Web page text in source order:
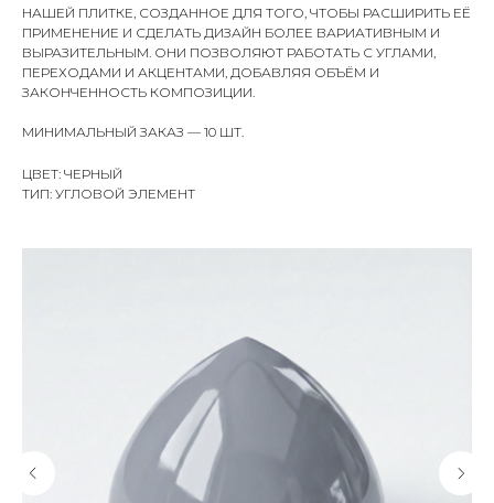
НАШЕЙ ПЛИТКЕ, СОЗДАННОЕ ДЛЯ ТОГО, ЧТОБЫ РАСШИРИТЬ ЕЁ
ПРИМЕНЕНИЕ И СДЕЛАТЬ ДИЗАЙН БОЛЕЕ ВАРИАТИВНЫМ И
ВЫРАЗИТЕЛЬНЫМ. ОНИ ПОЗВОЛЯЮТ РАБОТАТЬ С УГЛАМИ,
ПЕРЕХОДАМИ И АКЦЕНТАМИ, ДОБАВЛЯЯ ОБЪЁМ И
ЗАКОНЧЕННОСТЬ КОМПОЗИЦИИ.
МИНИМАЛЬНЫЙ ЗАКАЗ — 10 ШТ.
ЦВЕТ: ЧЕРНЫЙ
ТИП: УГЛОВОЙ ЭЛЕМЕНТ